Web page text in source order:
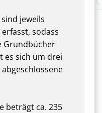
jeweils
sodass
Grundbücher
es sich um drei
beträgt ca. 235